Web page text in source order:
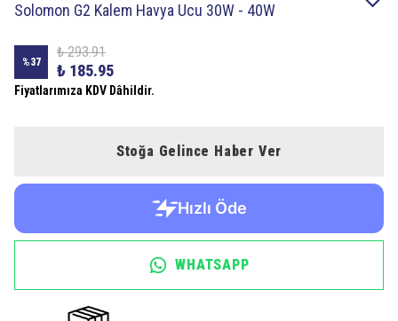
Solomon G2 Kalem Havya Ucu 30W - 40W
%37
₺ 293.91
₺ 185.95
Fiyatlarımıza KDV Dâhildir.
Stoğa Gelince Haber Ver
WHATSAPP